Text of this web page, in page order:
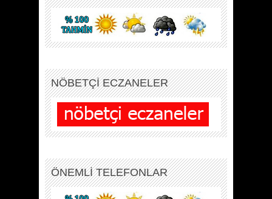
NÖBETÇİ ECZANELER
ÖNEMLİ TELEFONLAR